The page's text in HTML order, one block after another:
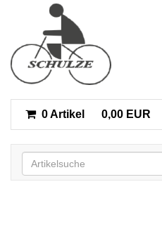
0 Artikel 0,00 EUR